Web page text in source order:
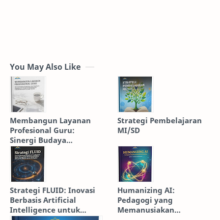
You May Also Like
Membangun Layanan
Profesional Guru:
Sinergi Budaya
Organisasi dan
Employee Engagement
dengan Kepemimpinan
Transformasional
sebagai Katalis
Strategi Pembelajaran
MI/SD
Strategi FLUID: Inovasi
Berbasis Artificial
Intelligence untuk
Humanizing AI:
Pedagogi yang
Memanusiakan